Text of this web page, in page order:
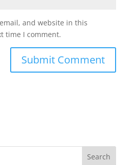
and website in this
time I comment.